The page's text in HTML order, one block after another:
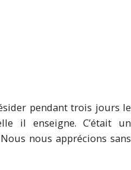
pendant trois jours le
il enseigne. C’était un
nous apprécions sans